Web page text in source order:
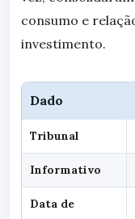
consumo e
investimento.
Dado
Tribunal
Informativo
Data de